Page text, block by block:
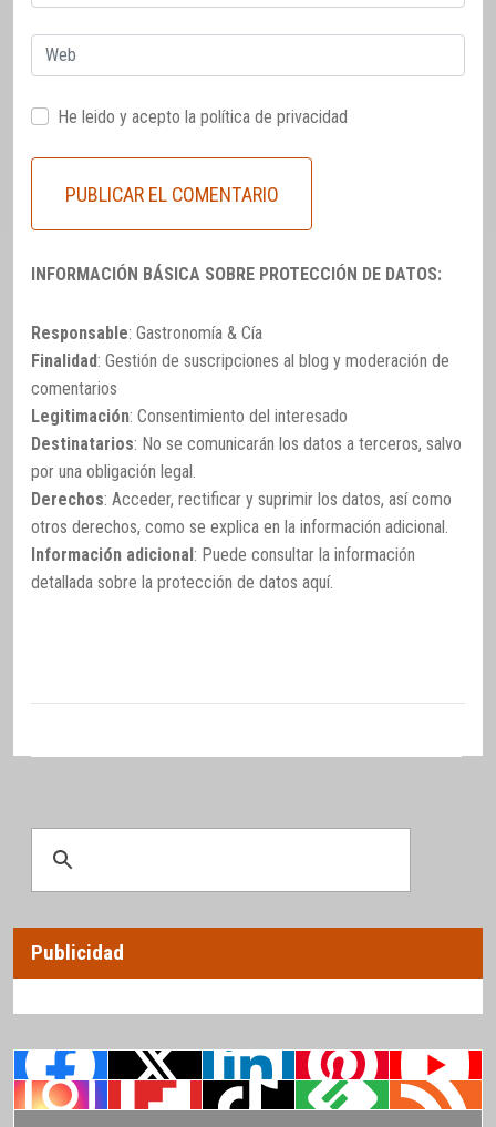
electrónico
Web
He leido y acepto la política de privacidad
INFORMACIÓN BÁSICA SOBRE PROTECCIÓN DE DATOS:
Responsable: Gastronomía & Cía
Finalidad: Gestión de suscripciones al blog y moderación de
comentarios
Legitimación: Consentimiento del interesado
Destinatarios: No se comunicarán los datos a terceros, salvo
por una obligación legal.
Derechos: Acceder, rectificar y suprimir los datos, así como
otros derechos, como se explica en la información adicional.
Información adicional: Puede consultar la información
detallada sobre la protección de datos aquí.
Publicidad